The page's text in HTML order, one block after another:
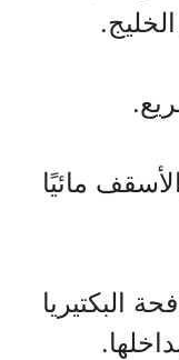
مائيًا
البكتيريا